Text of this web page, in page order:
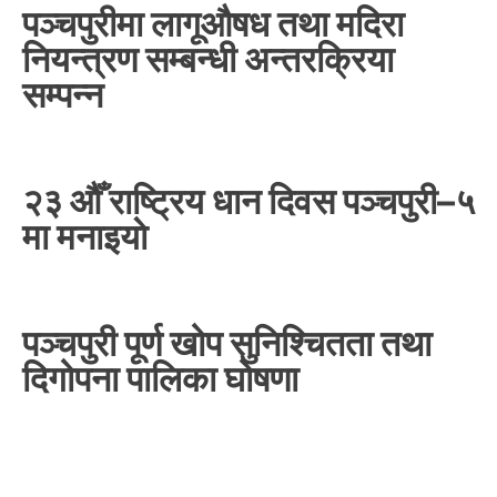
पञ्चपुरीमा लागूऔषध तथा मदिरा
नियन्त्रण सम्बन्धी अन्तरक्रिया
सम्पन्न
२३ औँ राष्ट्रिय धान दिवस पञ्चपुरी–५
मा मनाइयाे
पञ्चपुरी पूर्ण खोप सुनिश्चितता तथा
दिगोपना पालिका घोषणा